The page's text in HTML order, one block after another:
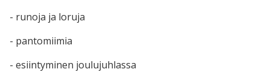
- runoja ja loruja
- pantomiimia
- esiintyminen joulujuhlassa